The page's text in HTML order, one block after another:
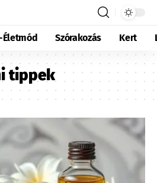
Életmód Szórakozás Kert
tippek